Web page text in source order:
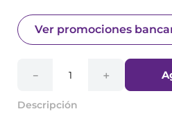
Ver promociones
＋
－
Descripción